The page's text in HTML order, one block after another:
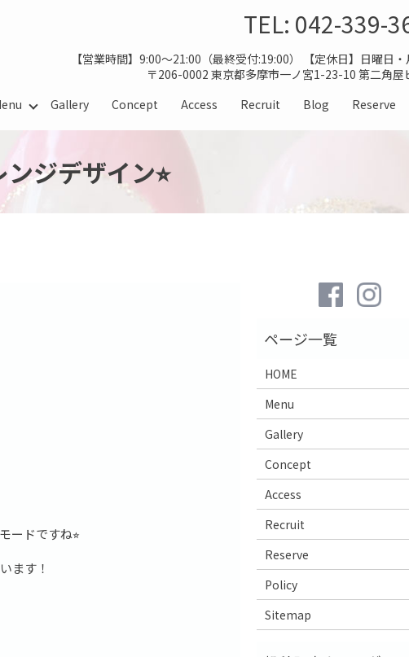
TEL: 042-339-
【営業時間】9:00～21:00（最終受付:19:00） 【定休日】日曜日・
〒206-0002 東京都多摩市一ノ宮1-23-10 第二角屋
Gallery Concept Access Recruit Blog Reserve
ジデザイン⭐︎
ードですね⭐︎
ます！
HOME
Menu
Gallery
Concept
Access
Recruit
Reserve
Policy
Sitemap